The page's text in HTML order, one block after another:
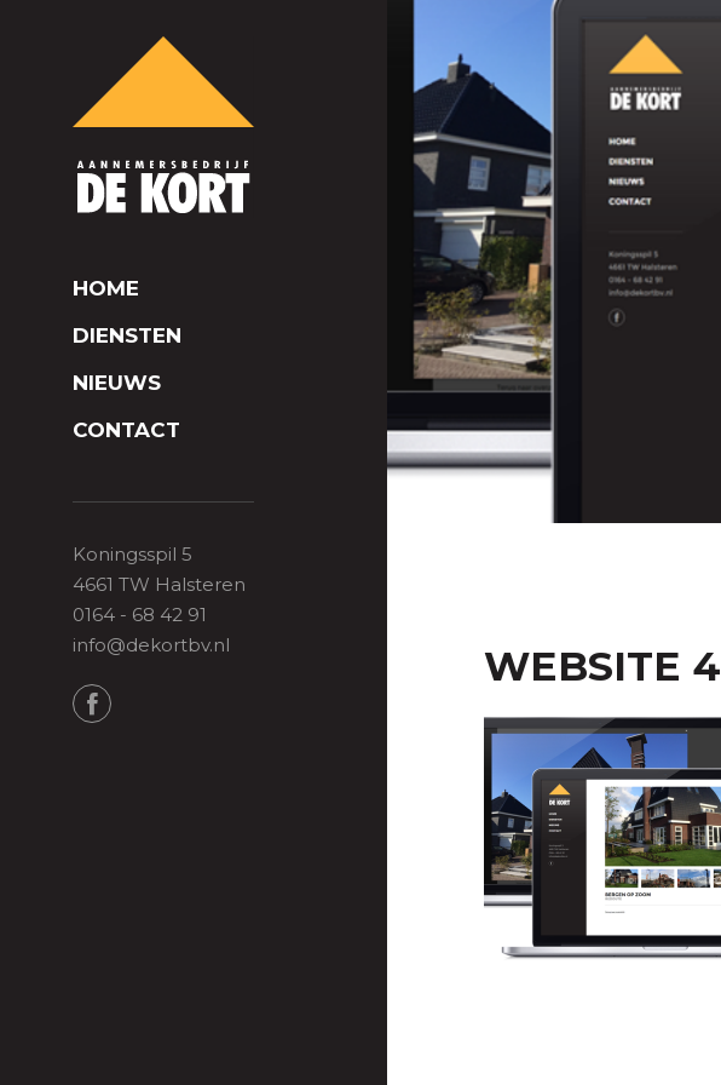
HOME
DIENSTEN
NIEUWS
CONTACT
Koningsspil 5
4661 TW Halsteren
0164 - 68 42 91
info@dekortbv.nl
WEBSITE 4